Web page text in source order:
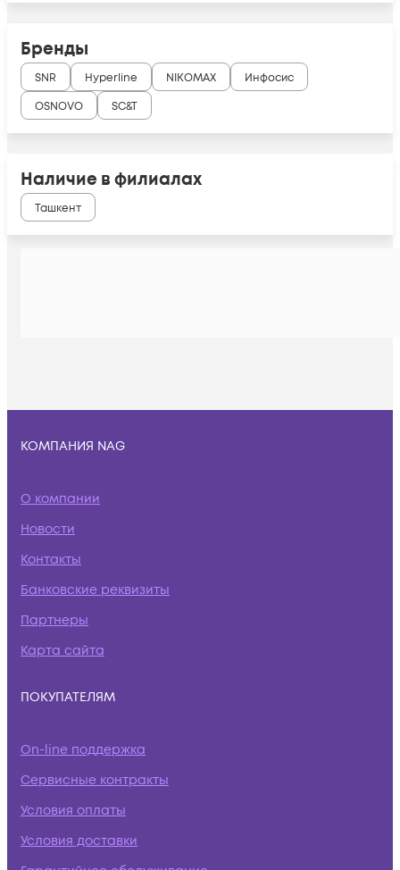
Бренды
SNR Hyperline NIKOMAX
Инфосис
OSNOVO
SC&T
Наличие в филиалах
Ташкент
КОМПАНИЯ NAG
О компании
Новости
Контакты
Банковские реквизиты
Партнеры
Карта сайта
ПОКУПАТЕЛЯМ
On-line поддержка
Сервисные контракты
Условия оплаты
Условия доставки